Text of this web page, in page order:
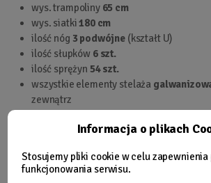
wys. trampoliny 65 cm
wys. siatki180 cm
ilość nóg 3 podwójne (kształt U)
ilość słupków 6 szt.
ilość sprężyn 54 szt.
wszystkie elementy stelaża
zewnątrz
maksymalne obciążenie 150 kg
w zestawie: trampolina ogrodowa, siatka
zabezpieczająca, metalowa drabinka,
Informacja o plikach
Stosujemy pliki cookie w celu zapewnienia
funkcjonowania serwisu.